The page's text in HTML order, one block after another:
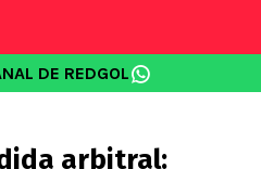
DE REDGOL
arbitral: